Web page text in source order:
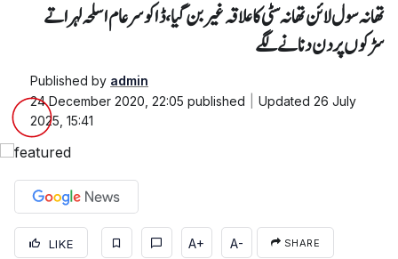
تھانہ سول لائن تھا نہ سٹی کا علاقہ غیر بن گیا، ڈاکو سرعام اسلحہ لہراتے
سڑکوں پر دن دنانے لگے
Published by admin
24 December 2020, 22:05 published Updated 26 July
2025, 15:41
LIKE A+ A- SHARE